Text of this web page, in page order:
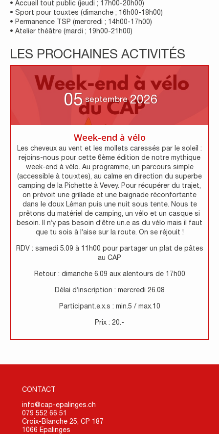
• Accueil tout public (jeudi ; 17h00-20h00)
• Sport pour touxtes (dimanche ; 16h00-18h00)
• Permanence TSP (mercredi ; 14h00-17h00)
• Atelier théâtre (mardi ; 19h00-21h00)
LES PROCHAINES ACTIVITÉS
05 septembre 2026
Week-end à vélo
Les cheveux au vent et les mollets caressés par le soleil :
rejoins-nous pour cette 6ème édition de notre mythique
week-end à vélo. Au programme, un parcours simple
(accessible à tou·xtes), au calme en direction du superbe
camping de la Pichette à Vevey. Pour récupérer du trajet,
on prévoit une grillade et une baignade réconfortante
dans le doux Léman puis une nuit sous tente. Nous te
prêtons du matériel de camping, un vélo et un casque si
besoin. Il n’y pas besoin d’être un.e as du vélo mais il faut
que tu sois à l’aise sur la route. On se réjouit !
RDV : samedi 5.09 à 11h00 pour partager un plat de pâtes
au CAP
Retour : dimanche 6.09 aux alentours de 17h00
Délai d’inscription : mercredi 26.08
Participant.e.x.s : min.5 / max.10
Prix : 20.-
CONTACT
info@cap-epalinges.ch
079 552 66 51
Croix-Blanche 25, CP 187
1066 Epalinges